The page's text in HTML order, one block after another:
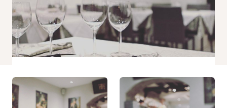
site Web
fonctionne
aussi bien
que possible
lors de votre
visite. Si vous
certaines
fonctionnalités
disparaîtront